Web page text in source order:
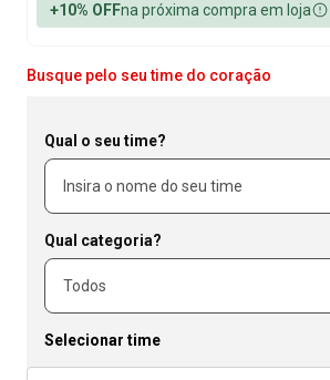
+10% OFFna próxima compra em loja
Busque pelo seu time do coração
Qual o seu time?
Qual categoria?
Selecionar time